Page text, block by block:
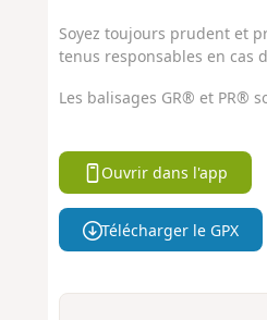
Soyez toujours prudent et
tenus responsables en cas
Les balisages GR® et PR®
Ouvrir dans l'app
Télécharger le GPX